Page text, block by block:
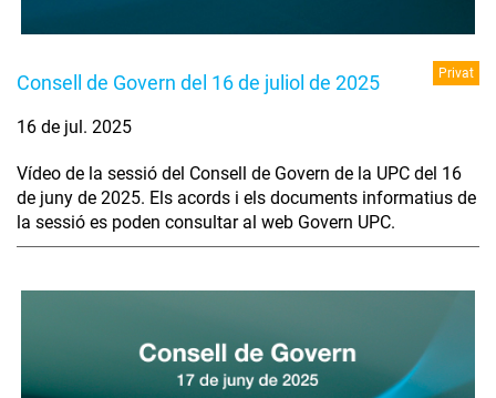
Consell de Govern del 16 de juliol de 2025 Privat
16 de jul. 2025
Vídeo de la sessió del Consell de Govern de la UPC del 16
de juny de 2025. Els acords i els documents informatius de
la sessió es poden consultar al web Govern UPC.